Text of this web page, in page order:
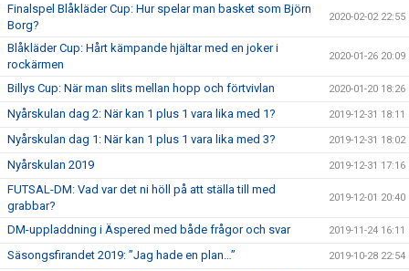
Finalspel Blåkläder Cup: Hur spelar man basket som Björn
Borg?
2020-02-02 22:55
Blåkläder Cup: Hårt kämpande hjältar med en joker i
rockärmen
2020-01-26 20:09
Billys Cup: När man slits mellan hopp och förtvivlan 2020-01-20 18:26
Nyårskulan dag 2: När kan 1 plus 1 vara lika med 1? 2019-12-31 18:11
Nyårskulan dag 1: När kan 1 plus 1 vara lika med 3? 2019-12-31 18:02
Nyårskulan 2019 2019-12-31 17:16
FUTSAL-DM: Vad var det ni höll på att ställa till med
grabbar?
2019-12-01 20:40
DM-uppladdning i Äspered med både frågor och svar 2019-11-24 16:11
Säsongsfirandet 2019: ”Jag hade en plan…” 2019-10-28 22:54